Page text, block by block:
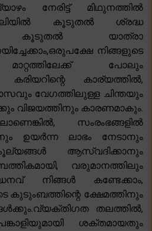
നേരിട്ട് മിഥുനത്തിൽ
കൂടുതൽ ശ്രദ്ധ
കൂടുതൽ യാത്രാ
നിങ്ങളുടെ
പോലും
കരിയറിന്റെ കാര്യത്തിൽ,
വേഗത്തിലുള്ള ചിന്തയും
വിജയത്തിനും കാരണമാകും.
സംരംഭങ്ങളിൽ
ഉയർന്ന ലാഭം നേടാനും
ആസ്വദിക്കാനും
വരുമാനത്തിലും
നിങ്ങൾ കണ്ടേക്കാം,
കുടുംബത്തിന്റെ ക്ഷേമത്തിനും
തലത്തിൽ,
ശക്തമായതും